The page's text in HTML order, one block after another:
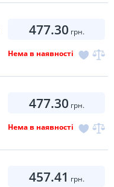
477.30 грн.
Нема в наявності
477.30 грн.
Нема в наявності
457.41 грн.